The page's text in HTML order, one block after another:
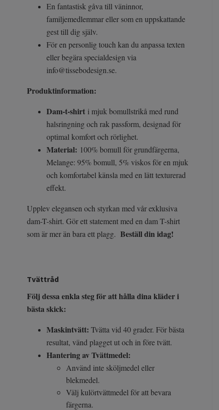
En fantastisk gåva till väninnor,
familjemedlemmar eller som en uppskattande
gest till dig själv.
För en personlig touch kan du anpassa texten
eller begära specialdesign via
info@tissebodesign.se.
Produktinformation:
Dam-t-shirt i mjuk bomullstrikå med rund
halsringning och rak passform, designad för
optimal komfort och rörlighet.
Material: 100% bomull för grundfärgerna,
Melange: 95% bomull, 5% viskos för en mjuk
och komfortabel känsla med en lätt texturerad
effekt.
Upplev elegansen och styrkan med vår exklusiva
dam-T-shirt. Gör ett statement med en dam T-shirt
som är mer än bara ett plagg. Beställ din idag!
Tvättråd
Följ dessa enkla steg för att hålla dina kläder i
bästa skick:
Maskintvätt: Tvätta vid 40 grader. För bästa
resultat, vänd plagget ut och in före tvätt.
Hantering av Tvättmedel:
Använd inte sköljmedel eller
blekmedel.
Välj kulörtvättmedel för att bevara
färgerna.